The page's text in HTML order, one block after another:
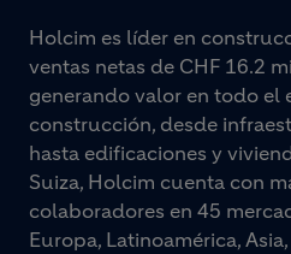
Holcim es líder en
ventas netas de CHF 16.2
generando valor en todo el
construcción, desde
hasta edificaciones y
Suiza, Holcim cuenta con
colaboradores en 45
Europa, Latinoamérica,